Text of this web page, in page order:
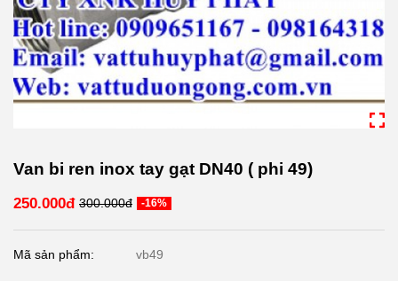
Van bi ren inox tay gạt DN40 ( phi 49)
250.000đ 300.000đ -16%
Mã sản phẩm: vb49